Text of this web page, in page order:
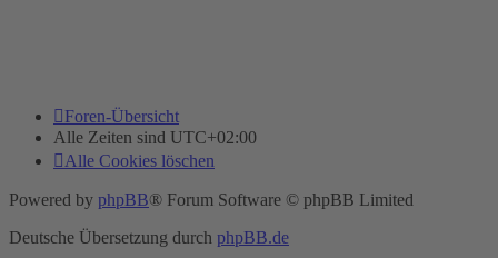
Foren-Übersicht
Alle Zeiten sind UTC+02:00
Alle Cookies löschen
Powered by phpBB® Forum Software © phpBB Limited
Deutsche Übersetzung durch phpBB.de